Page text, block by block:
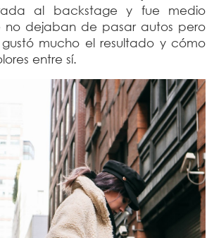
al backstage y fue medio
no dejaban de pasar autos pero
mucho el resultado y cómo
entre sí.